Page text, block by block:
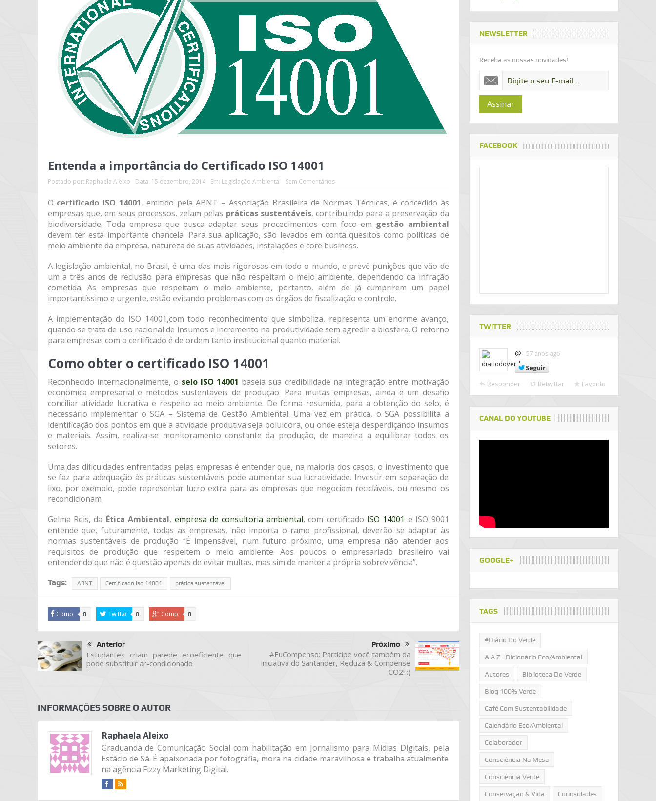
Entenda a importância do Certificado ISO 14001
Postado por: Raphaela Aleixo Data: 15 dezembro, 2014 Em: Legislação Ambiental Sem Comentários
O certificado ISO 14001, emitido pela ABNT – Associação Brasileira de Normas Técnicas, é concedido às
empresas que, em seus processos, zelam pelas práticas sustentáveis, contribuindo para a preservação da
biodiversidade. Toda empresa que busca adaptar seus procedimentos com foco em gestão ambiental
devem ter esta importante chancela. Para sua aplicação, são levados em conta quesitos como políticas de
meio ambiente da empresa, natureza de suas atividades, instalações e core business.
A legislação ambiental, no Brasil, é uma das mais rigorosas em todo o mundo, e prevê punições que vão de
um a três anos de reclusão para empresas que não respeitam o meio ambiente, dependendo da infração
cometida. As empresas que respeitam o meio ambiente, portanto, além de já cumprirem um papel
importantíssimo e urgente, estão evitando problemas com os órgãos de fiscalização e controle.
A implementação do ISO 14001,com todo reconhecimento que simboliza, representa um enorme avanço,
quando se trata de uso racional de insumos e incremento na produtividade sem agredir a biosfera. O retorno
para empresas com o certificado é de ordem tanto institucional quanto material.
Como obter o certificado ISO 14001
Reconhecido internacionalmente, o selo ISO 14001 baseia sua credibilidade na integração entre motivação
econômica empresarial e métodos sustentáveis de produção. Para muitas empresas, ainda é um desafio
conciliar atividade lucrativa e respeito ao meio ambiente. De forma resumida, para a obtenção do selo, é
necessário implementar o SGA – Sistema de Gestão Ambiental. Uma vez em prática, o SGA possibilita a
identificação dos pontos em que a atividade produtiva seja poluidora, ou onde esteja desperdiçando insumos
e materiais. Assim, realiza-se monitoramento constante da produção, de maneira a equilibrar todos os
setores.
Uma das dificuldades enfrentadas pelas empresas é entender que, na maioria dos casos, o investimento que
se faz para adequação às práticas sustentáveis pode aumentar sua lucratividade. Investir em separação de
lixo, por exemplo, pode representar lucro extra para as empresas que negociam recicláveis, ou mesmo os
recondicionam.
Gelma Reis, da Ética Ambiental, empresa de consultoria ambiental, com certificado ISO 14001 e ISO 9001
entende que, futuramente, todas as empresas, não importa o ramo profissional, deverão se adaptar às
normas sustentáveis de produção “É impensável, num futuro próximo, uma empresa não atender aos
requisitos de produção que respeitem o meio ambiente. Aos poucos o empresariado brasileiro vai
entendendo que não é questão apenas de evitar multas, mas sim de manter a própria sobrevivência”.
Tags: ABNT Certificado Iso 14001 prática sustentável
Comp. 0 Twittar 0 Comp. 0
Anterior
Estudantes criam parede ecoeficiente que
pode substituir ar-condicionado
Próximo
#EuCompenso: Participe você também da
iniciativa do Santander, Reduza & Compense
CO2! :)
INFORMAÇÕES SOBRE O AUTOR
Raphaela Aleixo
Graduanda de Comunicação Social com habilitação em Jornalismo para Mídias Digitais, pela
Estácio de Sá. É apaixonada por fotografia, mora na cidade maravilhosa e trabalha atualmente
na agência Fizzy Marketing Digital.
NEWSLETTER
Receba as nossas novidades!
Assinar
FACEBOOK
TWITTER
@
57 anos ago
Seguir
Responder Retwittar Favorito
CANAL DO YOUTUBE
GOOGLE+
TAGS
#Diário Do Verde
A A Z | Dicionário Eco/Ambiental
Autores Biblioteca Do Verde
Blog 100% Verde
Café Com Sustentabilidade
Calendário Eco/Ambiental
Colaborador
Consciência Na Mesa
Consciência Verde
Conservação & Vida Curiosidades